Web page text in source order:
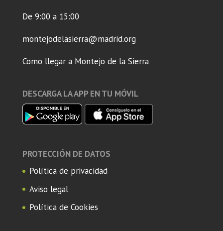
De 9:00 a 15:00
montejodelasierra@madrid.org
Como llegar a Montejo de la Sierra
DESCARGA LA APP EN TU MÓVIL
PROTECCIÓN DE DATOS
Política de privacidad
Aviso legal
Política de Cookies